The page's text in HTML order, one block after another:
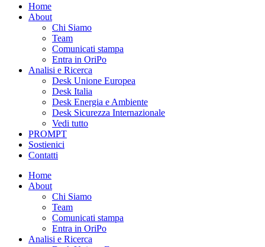
Home
About
Chi Siamo
Team
Comunicati stampa
Entra in OriPo
Analisi e Ricerca
Desk Unione Europea
Desk Italia
Desk Energia e Ambiente
Desk Sicurezza Internazionale
Vedi tutto
PROMPT
Sostienici
Contatti
Home
About
Chi Siamo
Team
Comunicati stampa
Entra in OriPo
Analisi e Ricerca